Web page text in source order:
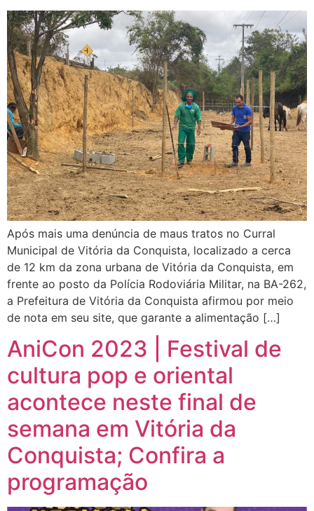
Após mais uma denúncia de maus tratos no Curral
Municipal de Vitória da Conquista, localizado a cerca
de 12 km da zona urbana de Vitória da Conquista, em
frente ao posto da Polícia Rodoviária Militar, na BA-262,
a Prefeitura de Vitória da Conquista afirmou por meio
de nota em seu site, que garante a alimentação […]
AniCon 2023 | Festival de
cultura pop e oriental
acontece neste final de
semana em Vitória da
Conquista; Confira a
programação